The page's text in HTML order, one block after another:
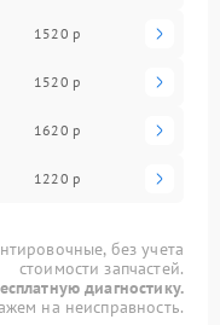
1520 р
1520 р
1620 р
1220 р
без учета
стоимости запчастей.
диагностику.
на неисправность.